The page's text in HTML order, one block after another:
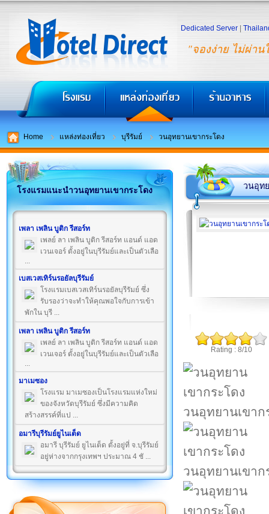
"จองง่าย ไม่ผ่าน
Dedicated Server
Home แหล่งท่องเที่ยว บุรีรัมย์ วนอุทยานเขากระโดง
โรงแรมแนะนำวนอุทยานเขากระโดง
เพลา เพลิน บูติก รีสอร์ท
เพลย์ ลา เพลิน บูติก รีสอร์ท แอนด์ แอด
เวนเจอร์ ตั้งอยู่ในบุรีรัมย์และเป็นตัวเลือ
...
เบสเวสเทิร์นรอยัลบุรีรัมย์
โรงแรมเบสเวสเทิร์นรอยัลบุรีรัมย์ ซึ่ง
รับรองว่าจะทำให้คุณพอใจกับการเข้า
พักใน บุรี ...
เพลา เพลิน บูติก รีสอร์ท
เพลย์ ลา เพลิน บูติก รีสอร์ท แอนด์ แอด
เวนเจอร์ ตั้งอยู่ในบุรีรัมย์และเป็นตัวเลือ
...
มาเมซอง
โรงแรม มาเมซองเป็นโรงแรมแห่งใหม่
ของจังหวัดบุรีรัมย์ ซึ่งมีความคิด
สร้างสรรค์ที่แป ...
อมารีบุรีรัมย์ยูไนเต็ด
อมารี บุรีรัมย์ ยูไนเต็ด ตั้งอยู่ที่ จ.บุรีรัมย์
อยู่ห่างจากกรุงเทพฯ ประมาณ 4 ชั ...
วนอุท
Rating : 8/10
วนอุทยานเขาก
วนอุทยานเขาก